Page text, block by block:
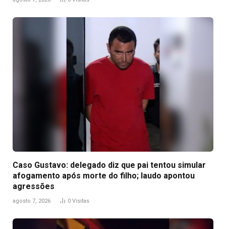
Caso Gustavo: delegado diz que pai tentou simular
afogamento após morte do filho; laudo apontou
agressões
agosto 7, 2026 0 Visitas